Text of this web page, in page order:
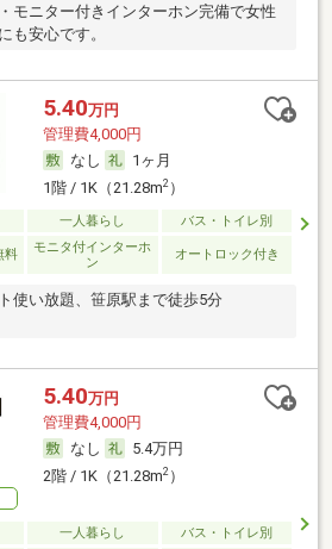
モニター付きインターホン完備で女性
も安心です。
5.40万円
管理費4,000円
なし
1ヶ月
1階 / 1K（21.28m2）
一人暮らし バス・トイレ別
料
モニタ付インターホ
ン
オートロック付き
使い放題、笹原駅まで徒歩5分
5.40万円
管理費4,000円
なし
5.4万円
2階 / 1K（21.28m2）
一人暮らし バス・トイレ別